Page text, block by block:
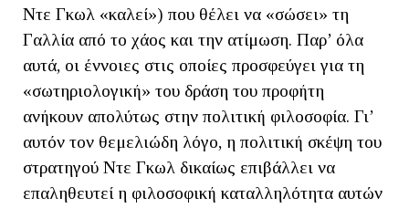
Ντε Γκωλ «καλεί») που θέλει να «σώσει» τη
Γαλλία από το χάος και την ατίμωση. Παρ’ όλα
αυτά, οι έννοιες στις οποίες προσφεύγει για τη
«σωτηριολογική» του δράση του προφήτη
ανήκουν απολύτως στην πολιτική φιλοσοφία. Γι’
αυτόν τον θεμελιώδη λόγο, η πολιτική σκέψη του
στρατηγού Ντε Γκωλ δικαίως επιβάλλει να
επαληθευτεί η φιλοσοφική καταλληλότητα αυτών